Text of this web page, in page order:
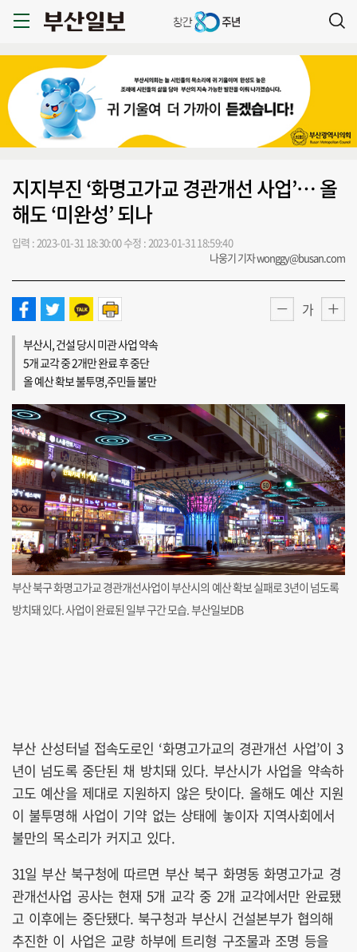
지지부진 ‘화명고가교 경관개선 사업’… 올
해도 ‘미완성’ 되나
입력 : 2023-01-31 18:30:00수정 : 2023-01-31 18:59:40
나웅기 기자 wonggy@busan.com
가
부산시, 건설 당시 미관 사업 약속
5개 교각 중 2개만 완료 후 중단
올 예산 확보 불투명,주민들 불만
부산 북구 화명고가교 경관개선사업이 부산시의 예산 확보 실패로 3년이 넘도록
방치돼 있다. 사업이 완료된 일부 구간 모습. 부산일보DB
부산 산성터널 접속도로인 ‘화명고가교의 경관개선 사업’이 3
년이 넘도록 중단된 채 방치돼 있다. 부산시가 사업을 약속하
고도 예산을 제대로 지원하지 않은 탓이다. 올해도 예산 지원
이 불투명해 사업이 기약 없는 상태에 놓이자 지역사회에서
불만의 목소리가 커지고 있다.
31일 부산 북구청에 따르면 부산 북구 화명동 화명고가교 경
관개선사업 공사는 현재 5개 교각 중 2개 교각에서만 완료됐
고 이후에는 중단됐다. 북구청과 부산시 건설본부가 협의해
추진한 이 사업은 교량 하부에 트리형 구조물과 조명 등을